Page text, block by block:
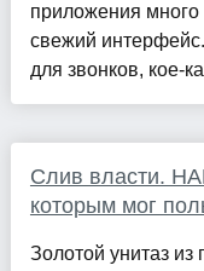
приложения
свежий
для звонков, кое-
Слив власти.
которым мог
Золотой унитаз из